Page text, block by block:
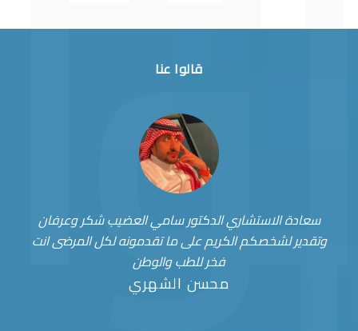
قالوا عنا
سعادة الاستشاري الدكتور سامي العضيب شكر وعرفان
وتقدير لشخصكم الكريم على ما تقدمونه لكل المرضى انت
فخر للطب والوطن
محسن الشهري